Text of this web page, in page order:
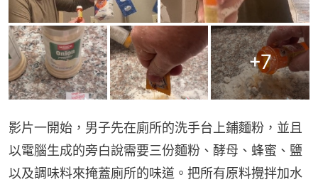
+7
影片一開始，男子先在廁所的洗手台上鋪麵粉，並且
以電腦生成的旁白說需要三份麵粉、酵母、蜂蜜、鹽
以及調味料來掩蓋廁所的味道。把所有原料攪拌加水